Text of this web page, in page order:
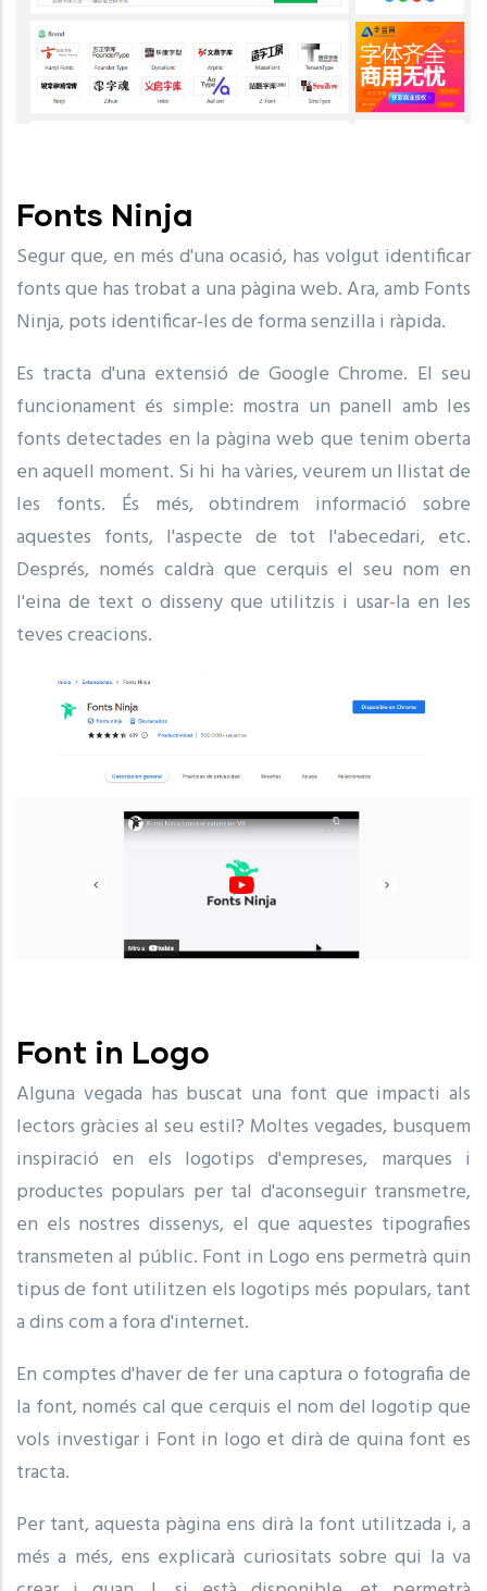
Fonts Ninja
Segur que, en més d'una ocasió, has volgut identificar
fonts que has trobat a una pàgina web. Ara, amb Fonts
Ninja, pots identificar-les de forma senzilla i ràpida.
Es tracta d'una extensió de Google Chrome. El seu
funcionament és simple: mostra un panell amb les
fonts detectades en la pàgina web que tenim oberta
en aquell moment. Si hi ha vàries, veurem un llistat de
les fonts. És més, obtindrem informació sobre
aquestes fonts, l'aspecte de tot l'abecedari, etc.
Després, només caldrà que cerquis el seu nom en
l'eina de text o disseny que utilitzis i usar-la en les
teves creacions.
Font in Logo
Alguna vegada has buscat una font que impacti als
lectors gràcies al seu estil? Moltes vegades, busquem
inspiració en els logotips d'empreses, marques i
productes populars per tal d'aconseguir transmetre,
en els nostres dissenys, el que aquestes tipografies
transmeten al públic. Font in Logo ens permetrà quin
tipus de font utilitzen els logotips més populars, tant
a dins com a fora d'internet.
En comptes d'haver de fer una captura o fotografia de
la font, només cal que cerquis el nom del logotip que
vols investigar i Font in logo et dirà de quina font es
tracta.
Per tant, aquesta pàgina ens dirà la font utilitzada i, a
més a més, ens explicarà curiositats sobre qui la va